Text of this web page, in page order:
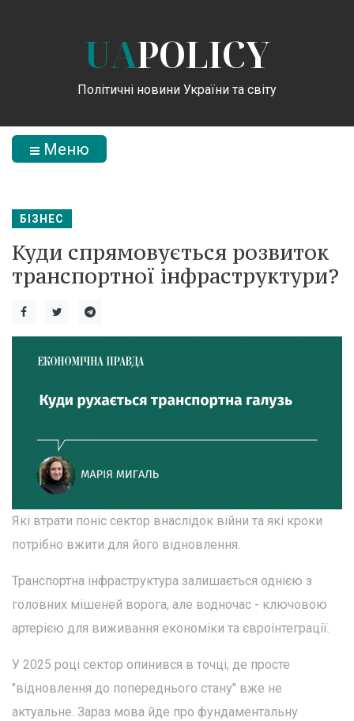
UAPOLICY
Політичні новини України та світу
Меню
БІЗНЕС
Куди спрямовується розвиток
транспортної інфраструктури?
Які втрати поніс сектор внаслідок війни та які кроки
потрібно вжити для його відновлення.
Транспортна інфраструктура залишається однією з
головних мішеней ворога, але водночас - ключовою
артерією для виживання економіки та євроінтеграції.
У 2025 році сектор опинився в точці, де просте
"відновлення до попереднього стану" вже не
актуальне. Зараз мова йде про фундаментальну